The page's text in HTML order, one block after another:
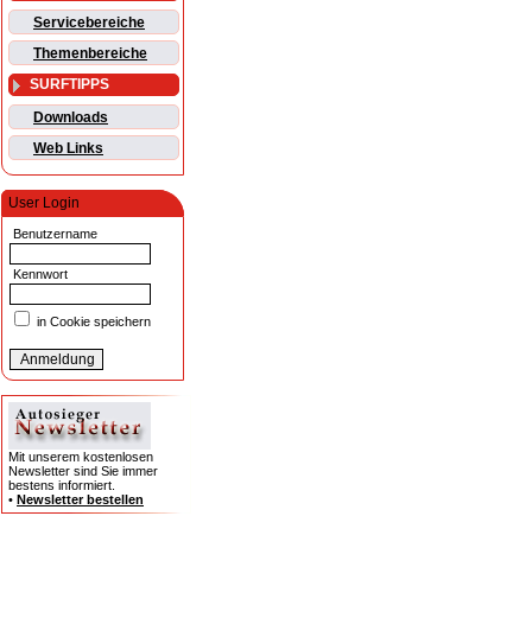
Servicebereiche
Themenbereiche
SURFTIPPS
Downloads
Web Links
User Login
Benutzername
Kennwort
in Cookie speichern
Mit unserem kostenlosen
Newsletter sind Sie immer
bestens informiert.
• Newsletter bestellen